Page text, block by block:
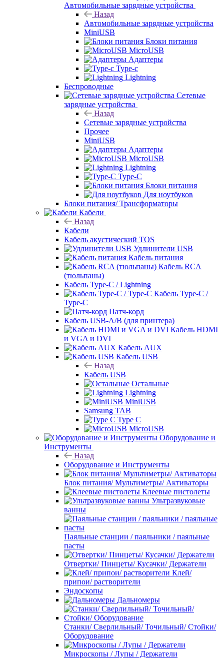
Автомобильные зарядные устройства
Назад
Автомобильные зарядные устройства
MiniUSB
Блоки питания
MicroUSB
Адаптеры
Type-c
Lightning
Беспроводные
Сетевые
зарядные устройства
Назад
Сетевые зарядные устройства
Прочее
MiniUSB
Адаптеры
MicroUSB
Lightning
Type-C
Блоки питания
Для ноутбуков
Блоки питания/ Трансформаторы
Кабели
Назад
Кабели
Кабель акустический TOS
Удлинители USB
Кабель питания
Кабель RCA
(тюльпаны)
Кабель Type-C / Lightning
Кабель Type-C /
Type-C
Патч-корд
Кабель USB-A/B (для принтера)
Кабель HDMI
и VGA и DVI
Кабель AUX
Кабель USB
Назад
Кабель USB
Остальные
Lightning
MiniUSB
Samsung TAB
Type C
MicroUSB
Оборудование и
Инструменты
Назад
Оборудование и Инструменты
Блок питания/ Мультиметры/ Активаторы
Клеевые пистолеты
Ультразвуковые
ванны
Паяльные станции / паяльники / паяльные
пасты
Отвертки/ Пинцеты/ Кусачки/ Держатели
Клей/
припои/ растворители
Эндоскопы
Дальномеры
Станки/ Сверлильный/ Точильный/ Стойки/
Оборудование
Микроскопы / Лупы / Держатели